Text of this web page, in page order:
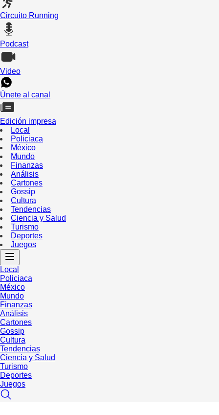
Circuito Running
Podcast
Video
Únete al canal
Edición impresa
Local
Policiaca
México
Mundo
Finanzas
Análisis
Cartones
Gossip
Cultura
Tendencias
Ciencia y Salud
Turismo
Deportes
Juegos
Local
Policiaca
México
Mundo
Finanzas
Análisis
Cartones
Gossip
Cultura
Tendencias
Ciencia y Salud
Turismo
Deportes
Juegos